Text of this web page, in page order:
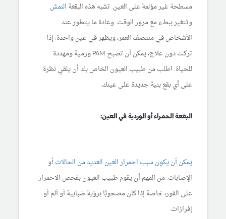
مسطحة غير مؤلمة على العين. تشبه هذه البقعة النمش
وتتغير ببطء مع مرور الوقت. وعادة ما يتطور عند
الأشخاص في منتصف العمر، ويظهر في عين واحدة. إذا
تركت دون علاج، يمكن أن تصبح PAM ورمية ومهددة
للحياة. اطلب من طبيب العيون الخاص بك أن يلقي نظرة
على أي بقع بنية جديدة على عينك.
البقعة الحمراء أو الوردية في العين:
يمكن أن يكون سبب احمرار العين العديد من الحالات أو
الإصابات. من المهم أن يقوم طبيب العيون بفحص الاحمرار
على الفور، خاصة إذا كان مصحوبًا برؤية ضبابية أو ألم أو
إفرازات.